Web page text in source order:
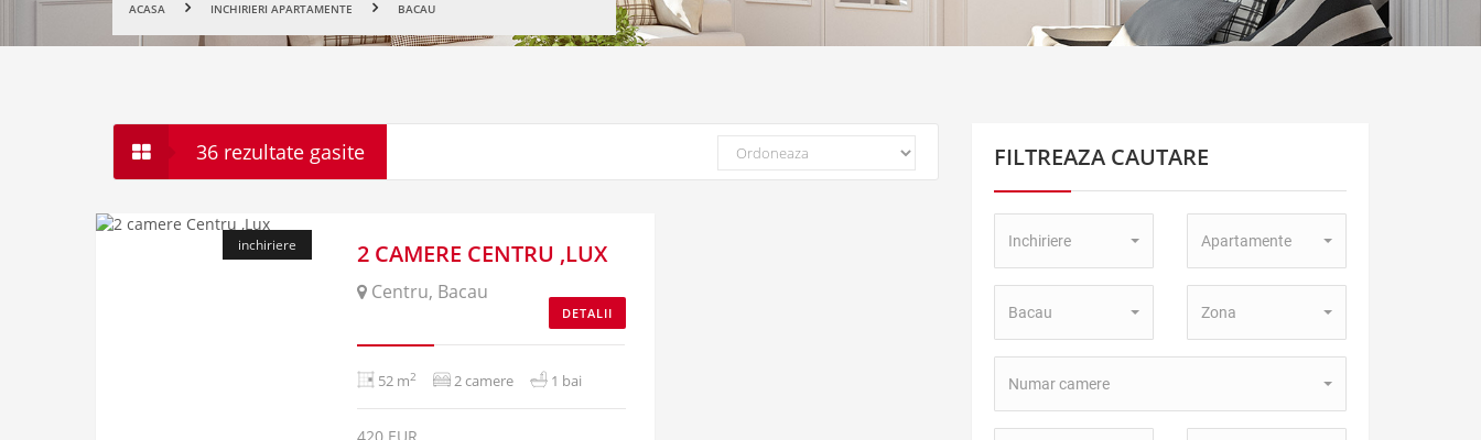
ACASA INCHIRIERI APARTAMENTE BACAU
36 rezultate gasite
Ordoneaza
dupa
inchiriere 2 CAMERE CENTRU ,LUX
Centru, Bacau
DETALII
52 m2 2 camere 1 bai
FILTREAZA CAUTARE
Tranzactie:
Inchiriere
Proprietate:
Apartamente
Bacau Zona
camere:
Numar camere